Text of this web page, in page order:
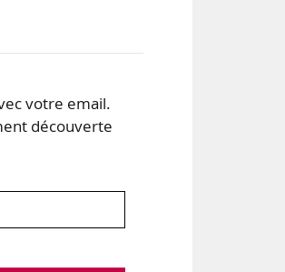
votre email.
découverte